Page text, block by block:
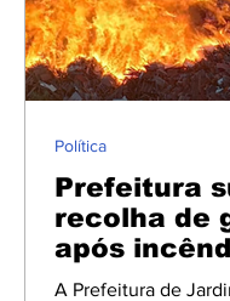
novamente o local
houve alteração em
que receberão os
concurso. A
meio do edital de
Prefeitura
recolha de
após
de
A Prefeitura de
Política